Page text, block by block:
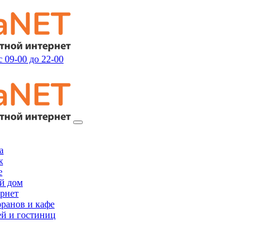
09-00 до 22-00
дом
и кафе
и гостиниц